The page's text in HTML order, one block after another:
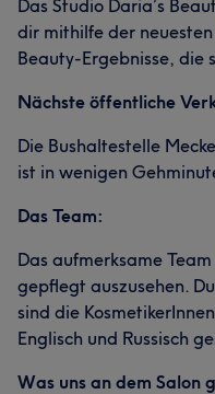
Das Studio Daria’s
dir mithilfe der
Beauty-Ergebnisse, die
Nächste öffentliche
Die Bushaltestelle
ist in wenigen
Das Team:
Das aufmerksame
gepflegt auszusehen.
sind die
Englisch und Russisch
Was uns an dem Salon